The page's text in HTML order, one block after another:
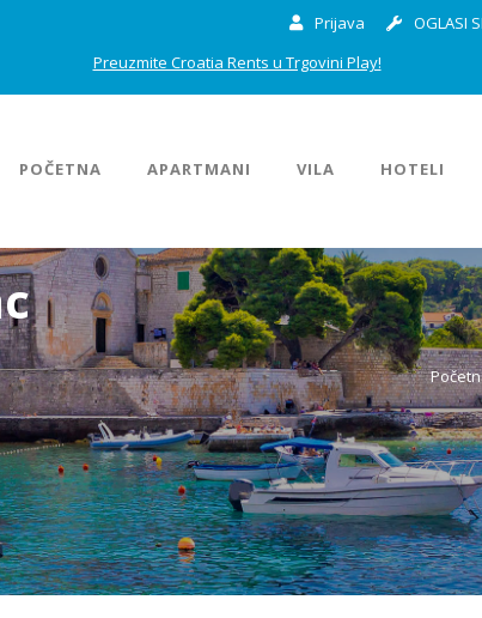
Prijava OGLASI
Preuzmite Croatia Rents u Trgovini Play!
POČETNA APARTMANI VILA HOTELI